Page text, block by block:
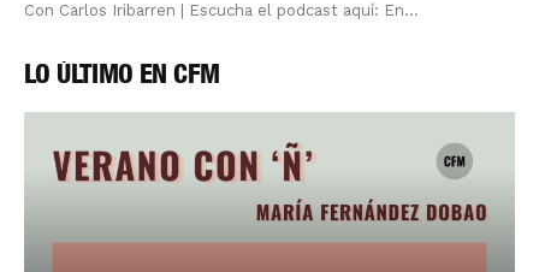
Con Carlos Iribarren | Escucha el podcast aquí: En...
LO ÚLTIMO EN CFM